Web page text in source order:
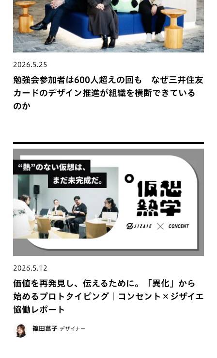
2026.5.25
勉強会参加者は600人超えの回も なぜ三井住友
カードのデザイン推進が組織を横断できている
のか
2026.5.12
価値を再発見し、伝えるために。「異化」から
始めるプロトタイピング｜コンセント×ジザイエ
協働レポート
篠田菖子 デザイナー